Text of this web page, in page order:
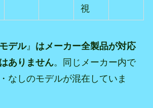
視
デル』 はメーカー全製品が対応
ありません。同じメーカー内で
なしのモデルが混在していま